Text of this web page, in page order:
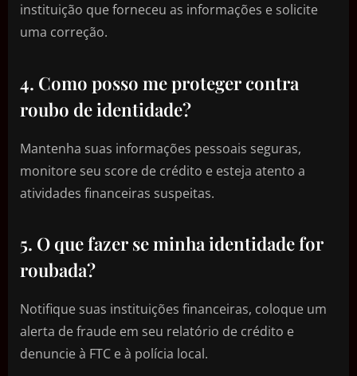
instituição que forneceu as informações e solicite
uma correção.
4. Como posso me proteger contra
roubo de identidade?
Mantenha suas informações pessoais seguras,
monitore seu score de crédito e esteja atento a
atividades financeiras suspeitas.
5. O que fazer se minha identidade for
roubada?
Notifique suas instituições financeiras, coloque um
alerta de fraude em seu relatório de crédito e
denuncie à FTC e à polícia local.